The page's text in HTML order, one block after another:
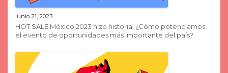
junio 21, 2023
HOT SALE México 2023 hizo historia. ¿Cómo potenciamos
el evento de oportunidades más importante del país?